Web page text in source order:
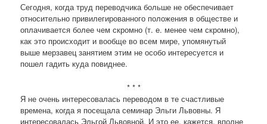
Сегодня, когда труд переводчика больше не обеспечивает
относительно привилегированного положения в обществе и
оплачивается более чем скромно (т. е. менее чем скромно),
как это происходит и вообще во всем мире, упомянутый
выше мерзавец занятием этим не особо интересуется и
пошел гадить куда повиднее.
* * *
Я не очень интересовалась переводом в те счастливые
времена, когда я посещала семинар Эльги Львовны. Я
интересовалась Эльгой Львовной. И это ее, кажется, вполне